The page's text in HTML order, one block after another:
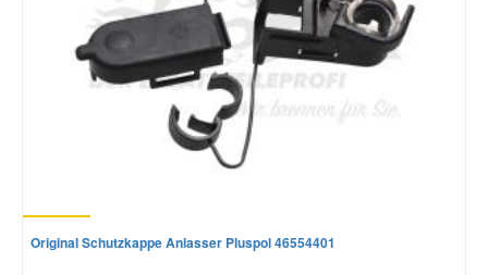
Original Schutzkappe Anlasser Pluspol 46554401